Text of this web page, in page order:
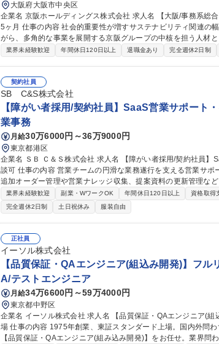
大阪府大阪市中央区
企業名 京阪ホールディングス株式会社 求人名 【大阪/事務系総合職】サステナビリティ推進担当/上場企業/賞与5.
5ヶ月 仕事の内容 社会的重要性が増すサステナビリティ関連の幅広い業務をお任せします。豊富な経験を積みな
がら、多角的な事業を展開する京阪グループの中核を担う人材として
プ全体のサステナビリティ、ESGに関するデータ管理、情報収
京阪版SDGｓたる「BIOSTYLE」のグループ内外への浸透、
換も想定されており、幅広い事務業務へのキャリア展開が可能です。 募集職種 【大阪/事務系総合職】サス
リティ推進担当/上場企業/賞与5.5ヶ月
業界未経験歓迎 年間休日120日以上 退職金あり 完全週休2日制
契約社員
SB C&S株式会社
【障がい者採用/契約社員】SaaS営業サポート
業事務
月給30万6000円～36万9000円
東京都港区
企業名 ＳＢ Ｃ＆Ｓ株式会社 求人名 【障がい者採用/契約社員】SaaS営業サポート・事務/短日数・短時間勤務相
談可 仕事の内容 営業チームの円滑な業務遂行を支える営業サポート(営業事務)業務をお任せします。既存顧客の
追加オーダー管理や営業ナレッジ収集、提案資料の更新管理な
す。 【詳細】既存顧客からの追加オーダー確認・管理／営業活動のオペレーション推進／主力商材のキャンペー
ン・条件情報の把握と展開／営業ナレッジ・成功事例のドキュ
整備／社内アンケートなどの進行管理・リマインドなど。 ※正
がら働ける環境です。 募集職種 【障がい者採用/契
業界未経験歓迎 副業・WワークOK 年間休日120日以上 資格取得
完全週休2日制
土日祝休み 服装自由
正社員
イーソル株式会社
【品質保証・QAエンジニア(組込み開発)】フ
A/テストエンジニア
月給34万6600円～59万4000円
東京都中野区
企業名 イーソル株式会社 求人名 【品質保証・QAエンジニア(組込み開発)】フルリモート相談可/スタンダード上
場 仕事の内容 1975年創業、東証スタンダード上場。国内外問わず、技術で社会インフラを支える当社において
【品質保証・QAエンジニア(組み込み開発)】をお任せ。業界問